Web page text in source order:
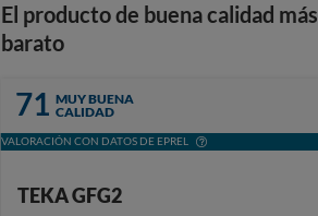
El producto de buena calidad más
barato
71 MUY BUENA
CALIDAD
VALORACIÓN CON DATOS DE EPREL
TEKA GFG2